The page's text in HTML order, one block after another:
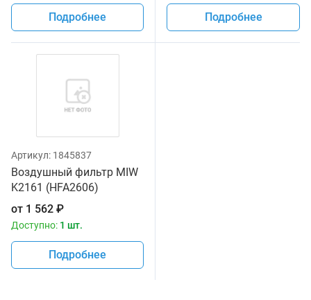
Подробнее Подробнее
Артикул: 1845837
Воздушный фильтр MIW
K2161 (HFA2606)
от 1 562 ₽
Доступно: 1 шт.
Подробнее